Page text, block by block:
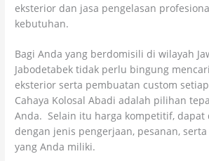
eksterior dan jasa pengelasan
kebutuhan.
Bagi Anda yang berdomisili di wilayah
Jabodetabek tidak perlu bingung
eksterior serta pembuatan custom
Cahaya Kolosal Abadi adalah pilihan
Anda. Selain itu harga kompetitif, dapat
dengan jenis pengerjaan, pesanan,
yang Anda miliki.